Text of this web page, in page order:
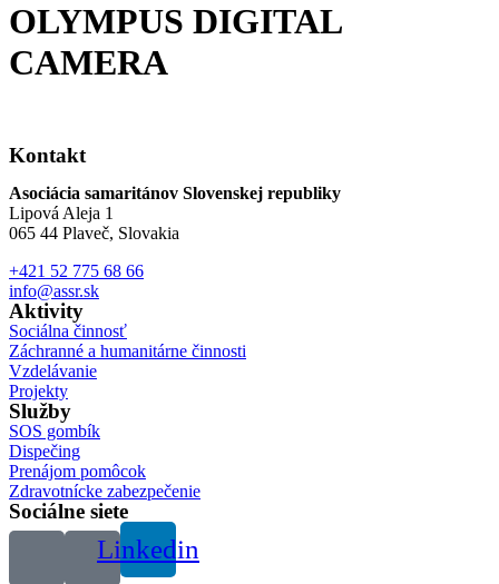
OLYMPUS DIGITAL
CAMERA
Kontakt
Asociácia samaritánov Slovenskej republiky
Lipová Aleja 1
065 44 Plaveč, Slovakia
+421 52 775 68 66
info@assr.sk
Aktivity
Sociálna činnosť
Záchranné a humanitárne činnosti
Vzdelávanie
Projekty
Služby
SOS gombík
Dispečing
Prenájom pomôcok
Zdravotnícke zabezpečenie
Sociálne siete
Linkedin